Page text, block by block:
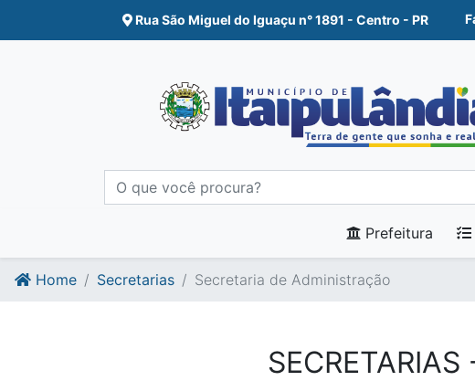
Ir para o conte�do
Ir para o fim do conte�do
Rua São Miguel do Iguaçu n° 1891 - Centro - PR
Prefeitura
Home Secretarias Secretaria de Administração